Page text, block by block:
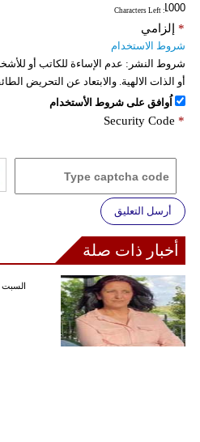
: Characters Left
إلزامي *
شروط الاستخدام
شروط النشر: عدم الإساءة للكاتب أو
أو الذات الالهية. والابتعاد عن التحريض
اُوافق على شروط الأستخدام
Security Code *
أرسل التعليق
أخبار ذات صلة
GMT 18:22 2021 السبت ,10 إبريل / نيسان